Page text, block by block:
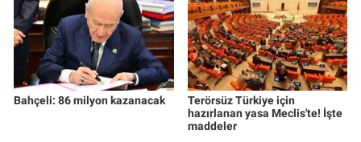
Bahçeli: 86 milyon kazanacak
Terörsüz Türkiye için
hazırlanan yasa Meclis'te! İşte
maddeler